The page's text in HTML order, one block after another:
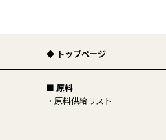
◆ トップページ
■ 原料
原料供給リスト